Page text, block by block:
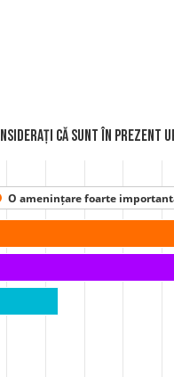
că sunt în
O amenințare foarte